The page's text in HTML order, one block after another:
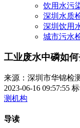
饮用水污
深圳水质
深圳饮用
城市污水
工业废水中磷如
来源：深圳市华锦检
2023-06-16 09:57:55
测机构
导读